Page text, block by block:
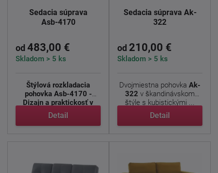
Sedacia súprava
Asb-4170
od 483,00 €
Skladom > 5 ks
Štýlová rozkladacia
pohovka Asb-4170 -
Dizajn a praktickosť v
jednom
Detail
Sedacia súprava Ak-
322
od 210,00 €
Skladom > 5 ks
Dvojmiestna pohovka Ak-
322 v škandinávskom
štýle s kubistickými ...
Detail